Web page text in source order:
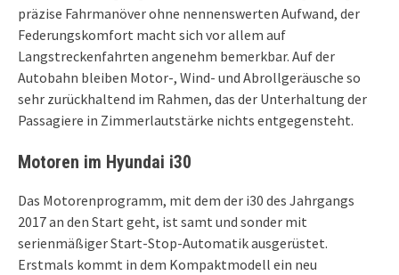
präzise Fahrmanöver ohne nennenswerten Aufwand, der
Federungskomfort macht sich vor allem auf
Langstreckenfahrten angenehm bemerkbar. Auf der
Autobahn bleiben Motor-, Wind- und Abrollgeräusche so
sehr zurückhaltend im Rahmen, das der Unterhaltung der
Passagiere in Zimmerlautstärke nichts entgegensteht.
Motoren im Hyundai i30
Das Motorenprogramm, mit dem der i30 des Jahrgangs
2017 an den Start geht, ist samt und sonder mit
serienmäßiger Start-Stop-Automatik ausgerüstet.
Erstmals kommt in dem Kompaktmodell ein neu